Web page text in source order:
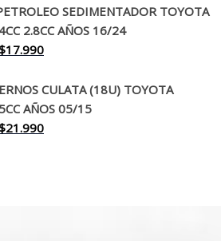
original
era:
$260.000.
actual
es:
SEDIMENTADOR TOYOTA
2.8CC AÑOS 16/24
era:
17.990El
actual
es:
$17.990.
CULATA (18U) TOYOTA
AÑOS 05/15
21.990El